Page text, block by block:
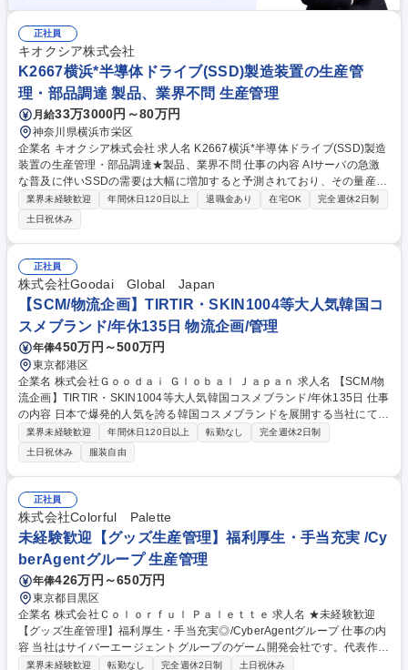
正社員
キオクシア株式会社
K2667横浜*半導体ドライブ(SSD)製造装置の生産管
理・部品調達 製品、業界不問 生産管理
月給33万3000円～80万円
神奈川県横浜市栄区
企業名 キオクシア株式会社 求人名 K2667横浜*半導体ドライブ(SSD)製造
装置の生産管理・部品調達★製品、業界不問 仕事の内容 AIサーバの急激
な普及に伴いSSDの需要は大幅に増加すると予測されており、その量産を
支える生産性の高い製造装置をタイムリーに調達・製造するため当社で生
産管理・部品調達計画を担当するスタッフを募集します。 ■装置要求部門
との連携や部品のリードタイムの情報を集約して部品調達計画立案 ■各種
原材料、部品、サービス等の調達コスト最適化に向けた交渉、見積書の取
得、契約書締結等の一連の実務 ■部品サプライヤーや組立委託先と連携し
納期管理・品質管理体制の構築・運用 ■納期遅延、不具合発生時の対応、
改善要求、リスク抽出・未然防止策の実施 ■サプライチェーンの安定運用
に向けた在庫状況の把握や各部門との連携業務 募集職種 K2667横浜*半導
体ドライブ(SSD)製造装置の生産管理・部品調達★製品、業界不問
業界未経験歓迎 年間休日120日以上 退職金あり 在宅OK
完全週休2日制
土日祝休み
正社員
株式会社Goodai Global Japan
【SCM/物流企画】TIRTIR・SKIN1004等大人気韓国コ
スメブランド/年休135日 物流企画/管理
年俸450万円～500万円
東京都港区
企業名 株式会社Ｇｏｏｄａｉ Ｇｌｏｂａｌ Ｊａｐａｎ 求人名 【SCM/物
流企画】TIRTIR・SKIN1004等大人気韓国コスメブランド/年休135日 仕事
の内容 日本で爆発的人気を誇る韓国コスメブランドを展開する当社にて、
「TIRTIR」「BEAUTY OF JOSEON」「SKIN1004」等、韓国コスメブラ
ンドの日本向け商品の需要予測から配送まで、サプライチェーン全体の最
適化を いただくポジションです。販売データ分析に基づく生産・供給計画
の立案から、S&OPの運営、物流ネットワークの再設計まで幅広く携わ
り、コスト削減とサービス向上を両立させます【詳細】需要予測に基づく
資材需給調整、SRMによる業者交渉、WMSでの倉庫最適化、3PLのKPI管
理を遂行。配送経路の最適化や輸出入・通関実務の管理など、SCM全域の
管理・改善をリードしていただきます。 募集職種 【SCM/物流企画】TIRT
IR・SKIN1004等大人気韓国コスメブランド/年休135日
業界未経験歓迎 年間休日120日以上 転勤なし
完全週休2日制
土日祝休み
服装自由
正社員
株式会社Colorful Palette
未経験歓迎【グッズ生産管理】福利厚生・手当充実 /Cy
berAgentグループ 生産管理
年俸426万円～650万円
東京都目黒区
企業名 株式会社Ｃｏｌｏｒｆｕｌ Ｐａｌｅｔｔｅ 求人名 ★未経験歓迎
【グッズ生産管理】福利厚生・手当充実◎/CyberAgentグループ 仕事の内
容 当社はサイバーエージェントグループのゲーム開発会社です。代表作で
ある『プロジェクトセカイ カラフルステージ！ feat. 初音ミク』の開発・
業界未経験歓迎 転勤なし 完全週休2日制 土日祝休み